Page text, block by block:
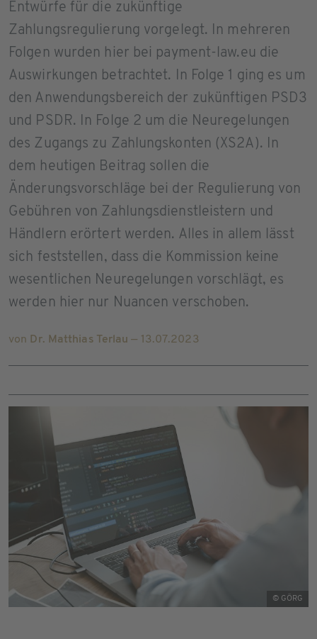
Entwürfe für die zukünftige
Zahlungsregulierung vorgelegt. In mehreren
Folgen wurden hier bei payment-law.eu die
Auswirkungen betrachtet. In Folge 1 ging es um
den Anwendungsbereich der zukünftigen PSD3
und PSDR. In Folge 2 um die Neuregelungen
des Zugangs zu Zahlungskonten (XS2A). In
dem heutigen Beitrag sollen die
Änderungsvorschläge bei der Regulierung von
Gebühren von Zahlungsdienstleistern und
Händlern erörtert werden. Alles in allem lässt
sich feststellen, dass die Kommission keine
wesentlichen Neuregelungen vorschlägt, es
werden hier nur Nuancen verschoben.
von Dr. Matthias Terlau — 13.07.2023
© GÖRG